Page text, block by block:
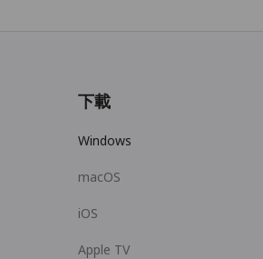
下載
Windows
macOS
iOS
Apple TV